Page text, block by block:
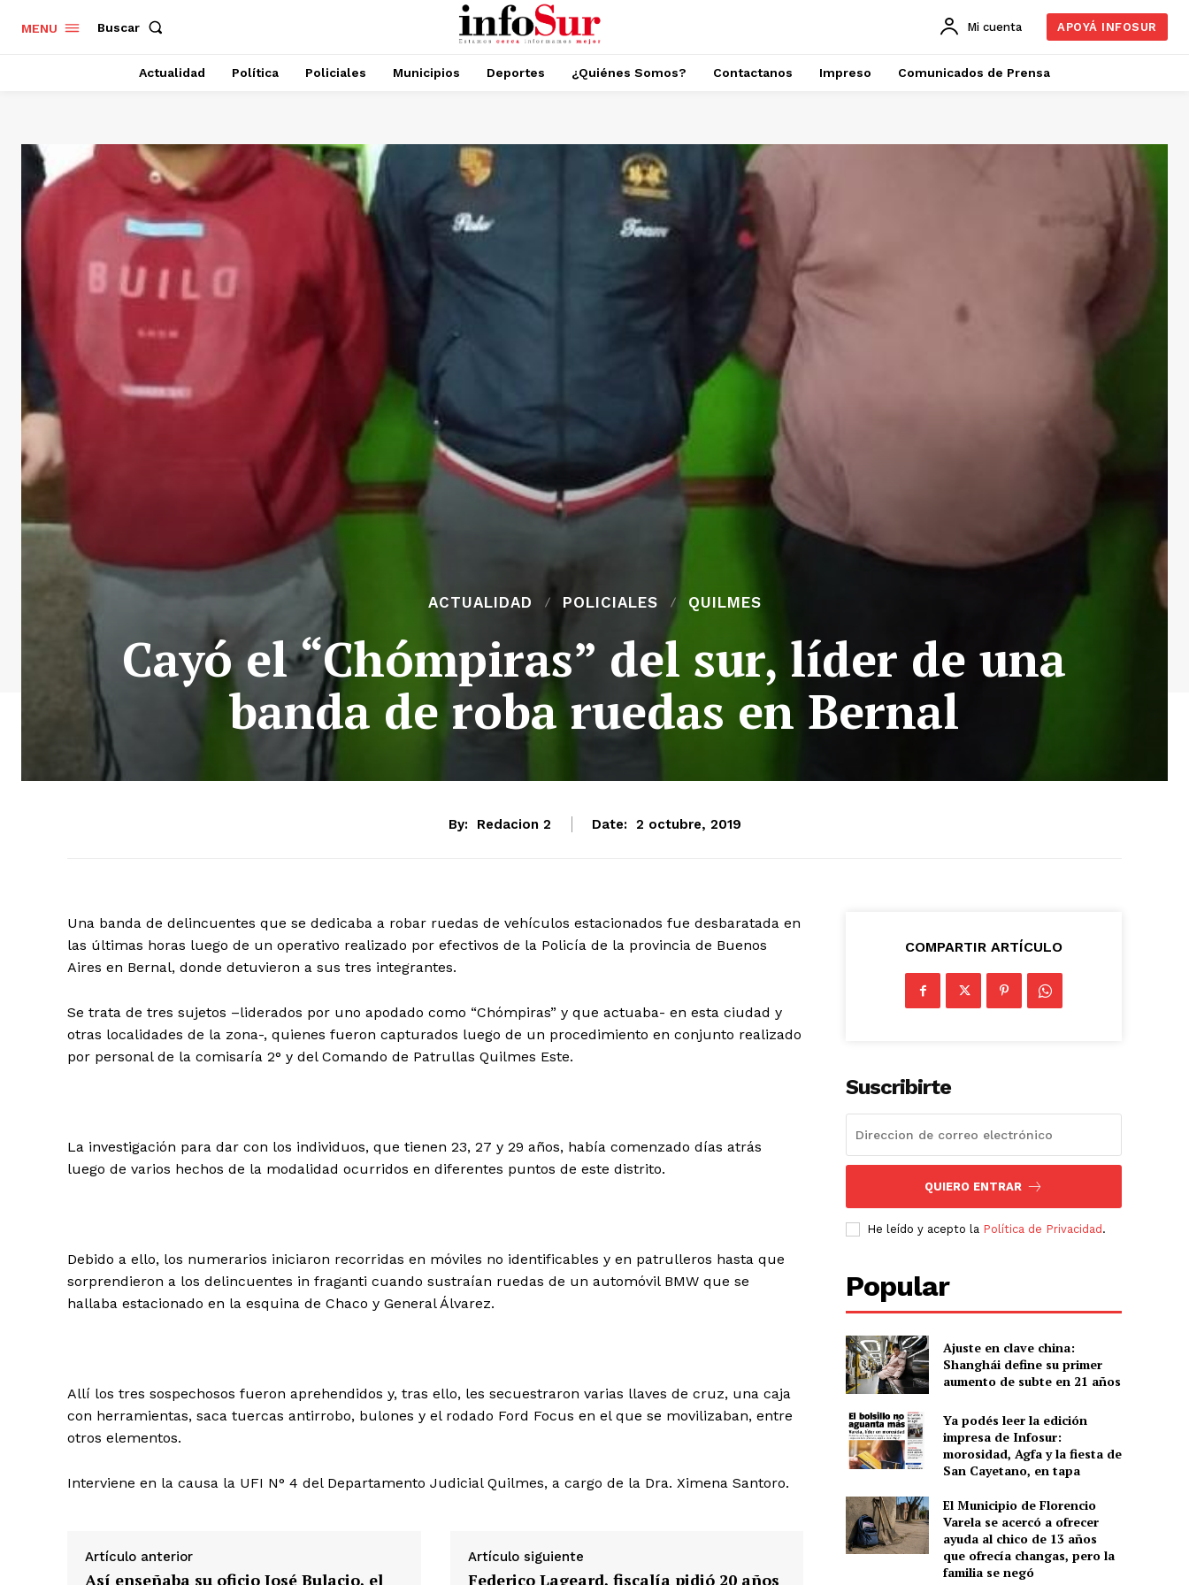
MENU Buscar Mi cuenta APOYÁ INFOSUR
Actualidad Política Policiales Municipios Deportes ¿Quiénes Somos? Contactanos Impreso Comunicados de Prensa
ACTUALIDAD POLICIALES QUILMES
Cayó el “Chómpiras” del sur, líder de una
banda de roba ruedas en Bernal
By: Redacion 2 Date: 2 octubre, 2019
Una banda de delincuentes que se dedicaba a robar ruedas de vehículos estacionados fue desbaratada en
las últimas horas luego de un operativo realizado por efectivos de la Policía de la provincia de Buenos
Aires en Bernal, donde detuvieron a sus tres integrantes.
Se trata de tres sujetos –liderados por uno apodado como “Chómpiras” y que actuaba- en esta ciudad y
otras localidades de la zona-, quienes fueron capturados luego de un procedimiento en conjunto realizado
por personal de la comisaría 2° y del Comando de Patrullas Quilmes Este.
La investigación para dar con los individuos, que tienen 23, 27 y 29 años, había comenzado días atrás
luego de varios hechos de la modalidad ocurridos en diferentes puntos de este distrito.
Debido a ello, los numerarios iniciaron recorridas en móviles no identificables y en patrulleros hasta que
sorprendieron a los delincuentes in fraganti cuando sustraían ruedas de un automóvil BMW que se
hallaba estacionado en la esquina de Chaco y General Álvarez.
Allí los tres sospechosos fueron aprehendidos y, tras ello, les secuestraron varias llaves de cruz, una caja
con herramientas, saca tuercas antirrobo, bulones y el rodado Ford Focus en el que se movilizaban, entre
otros elementos.
Interviene en la causa la UFI N° 4 del Departamento Judicial Quilmes, a cargo de la Dra. Ximena Santoro.
Artículo anterior
Así enseñaba su oficio José Bulacio, el
Artículo siguiente
Federico Lageard, fiscalía pidió 20 años
COMPARTIR ARTÍCULO
Suscribirte
QUIERO ENTRAR
He leído y acepto la Política de Privacidad .
Popular
Ajuste en clave china:
Shanghái define su primer
aumento de subte en 21 años
Ya podés leer la edición
impresa de Infosur:
morosidad, Agfa y la fiesta de
San Cayetano, en tapa
El Municipio de Florencio
Varela se acercó a ofrecer
ayuda al chico de 13 años
que ofrecía changas, pero la
familia se negó